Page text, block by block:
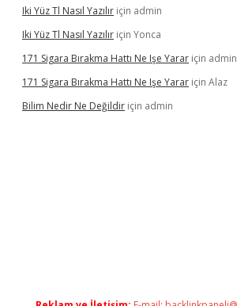
Iki Yüz Tl Nasıl Yazılır için admin
Iki Yüz Tl Nasıl Yazılır için Yonca
171 Sigara Bırakma Hattı Ne Işe Yarar için admin
171 Sigara Bırakma Hattı Ne Işe Yarar için Alaz
Bilim Nedir Ne Değildir için admin